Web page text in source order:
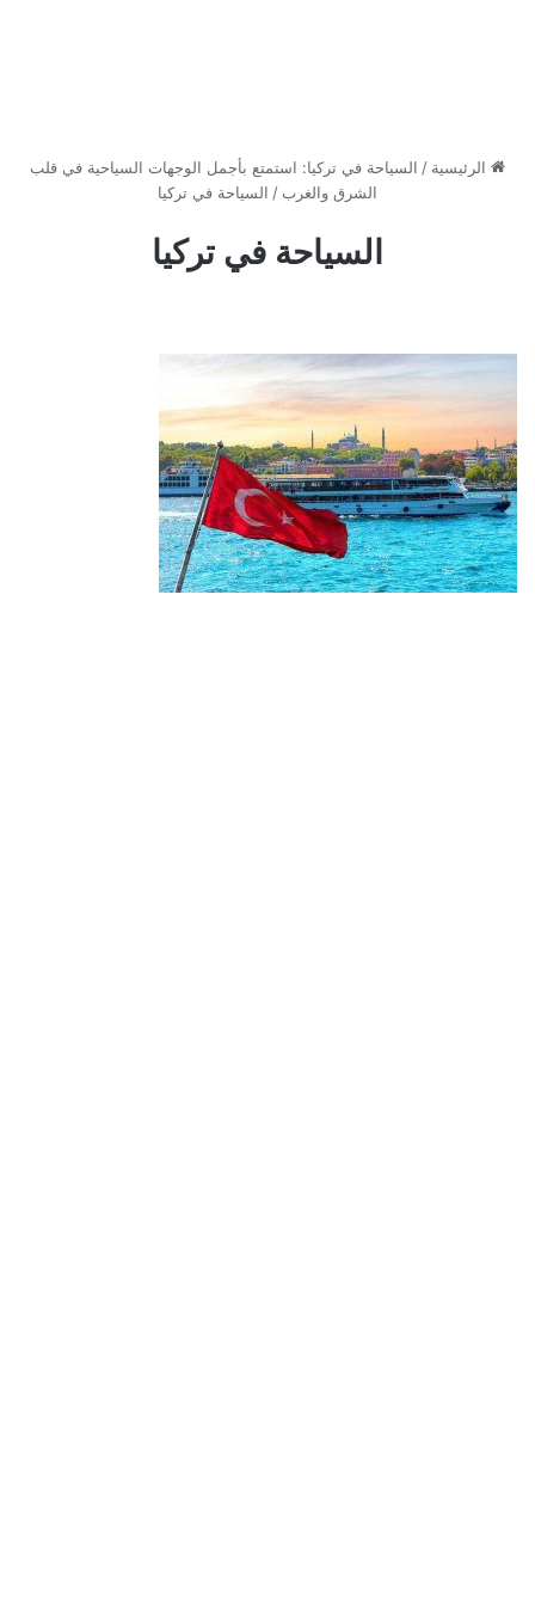
الرئيسية / السياحة في تركيا: استمتع بأجمل الوجهات السياحية في قلب
الشرق والغرب / السياحة في تركيا
السياحة في تركيا